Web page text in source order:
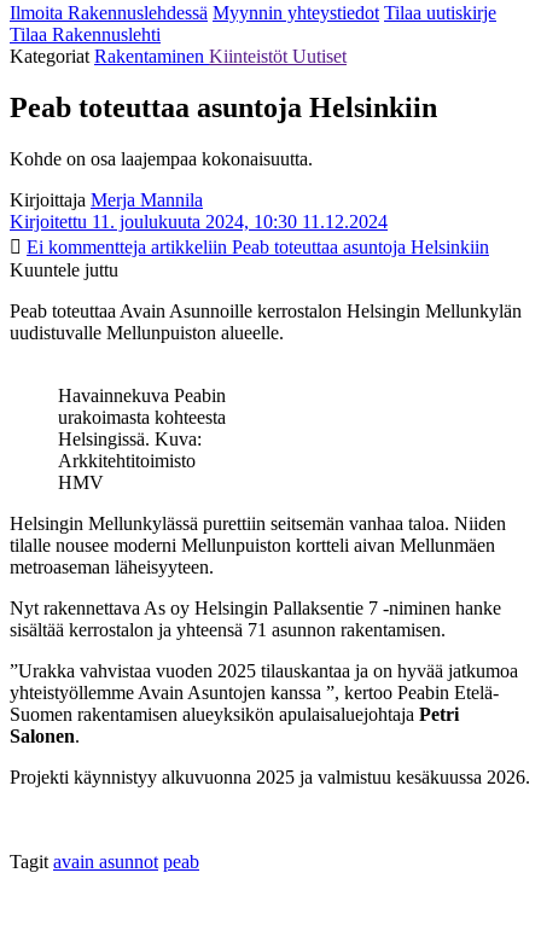
Ilmoita Rakennuslehdessä Myynnin yhteystiedot Tilaa uutiskirje
Tilaa Rakennuslehti
Kategoriat Rakentaminen Kiinteistöt Uutiset
Peab toteuttaa asuntoja Helsinkiin
Kohde on osa laajempaa kokonaisuutta.
Kirjoittaja Merja Mannila
Kirjoitettu 11. joulukuuta 2024, 10:30 11.12.2024
Ei kommentteja artikkeliin Peab toteuttaa asuntoja Helsinkiin
Kuuntele juttu
Peab toteuttaa Avain Asunnoille kerrostalon Helsingin Mellunkylän
uudistuvalle Mellunpuiston alueelle.
Havainnekuva Peabin
urakoimasta kohteesta
Helsingissä. Kuva:
Arkkitehtitoimisto
HMV
Helsingin Mellunkylässä purettiin seitsemän vanhaa taloa. Niiden
tilalle nousee moderni Mellunpuiston kortteli aivan Mellunmäen
metroaseman läheisyyteen.
Nyt rakennettava As oy Helsingin Pallaksentie 7 -niminen hanke
sisältää kerrostalon ja yhteensä 71 asunnon rakentamisen.
”Urakka vahvistaa vuoden 2025 tilauskantaa ja on hyvää jatkumoa
yhteistyöllemme Avain Asuntojen kanssa ”, kertoo Peabin Etelä-
Suomen rakentamisen alueyksikön apulaisaluejohtaja Petri
Salonen.
Projekti käynnistyy alkuvuonna 2025 ja valmistuu kesäkuussa 2026.
Tagit avain asunnot peab